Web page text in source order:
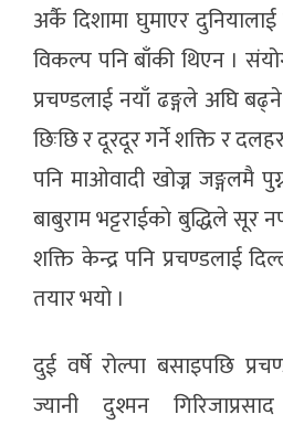
अर्कै दिशामा घुमाएर
विकल्प पनि बाँकी थिएन ।
प्रचण्डलाई नयाँ ढङ्गले अघि
छिःछि र दूरदूर गर्ने शक्ति र
पनि माओवादी खोज्न जङ्गलमै
बाबुराम भट्टराईकाे बुद्धिले
शक्ति केन्द्र पनि प्रचण्डलाई
तयार भयो ।
दुई वर्षे रोल्पा बसाइपछि
ज्यानी दुश्मन